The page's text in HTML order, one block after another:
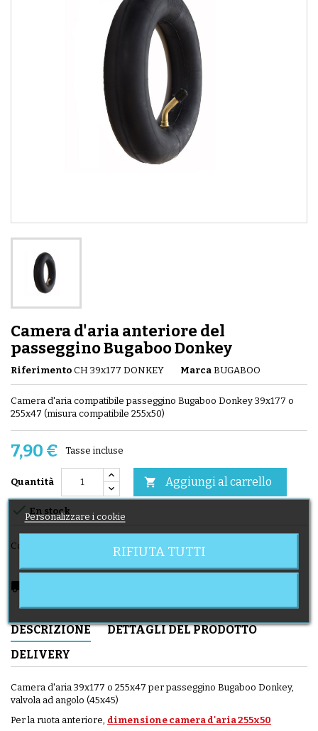
Camera d'aria anteriore del
passeggino Bugaboo Donkey
Riferimento CH 39x177 DONKEY Marca BUGABOO
Camera d'aria compatibile passeggino Bugaboo Donkey 39x177 o
255x47 (misura compatibile 255x50)
7,90 € Tasse incluse
Quantità  Aggiungi al carrello
En stock
Condividi
local_shipping
DESCRIZIONE
DETTAGLI DEL PRODOTTO
DELIVERY
Camera d'aria 39x177 o 255x47 per passeggino Bugaboo Donkey,
valvola ad angolo (45x45)
Per la ruota anteriore, dimensione camera d'aria 255x50
Personalizzare i cookie
RIFIUTA TUTTI